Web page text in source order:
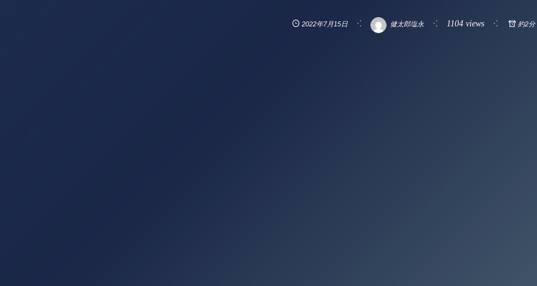
2022年7月15日 健太郎塩永 1104 views 約2分